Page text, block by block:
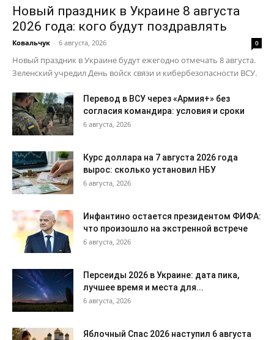
Новый праздник в Украине 8 августа
2026 года: кого будут поздравлять
Ковальчук - 6 августа, 2026 0
Новый праздник в Украине будут ежегодно отмечать 8 августа.
Зеленский учредил День войск связи и кибербезопасности ВСУ.
Перевод в ВСУ через «Армия+» без
согласия командира: условия и сроки
6 августа, 2026
Курс доллара на 7 августа 2026 года
вырос: сколько установил НБУ
6 августа, 2026
Инфантино остается президентом ФИФА:
что произошло на экстренной встрече
6 августа, 2026
Персеиды 2026 в Украине: дата пика,
лучшее время и места для...
6 августа, 2026
Яблочный Спас 2026 наступил 6 августа